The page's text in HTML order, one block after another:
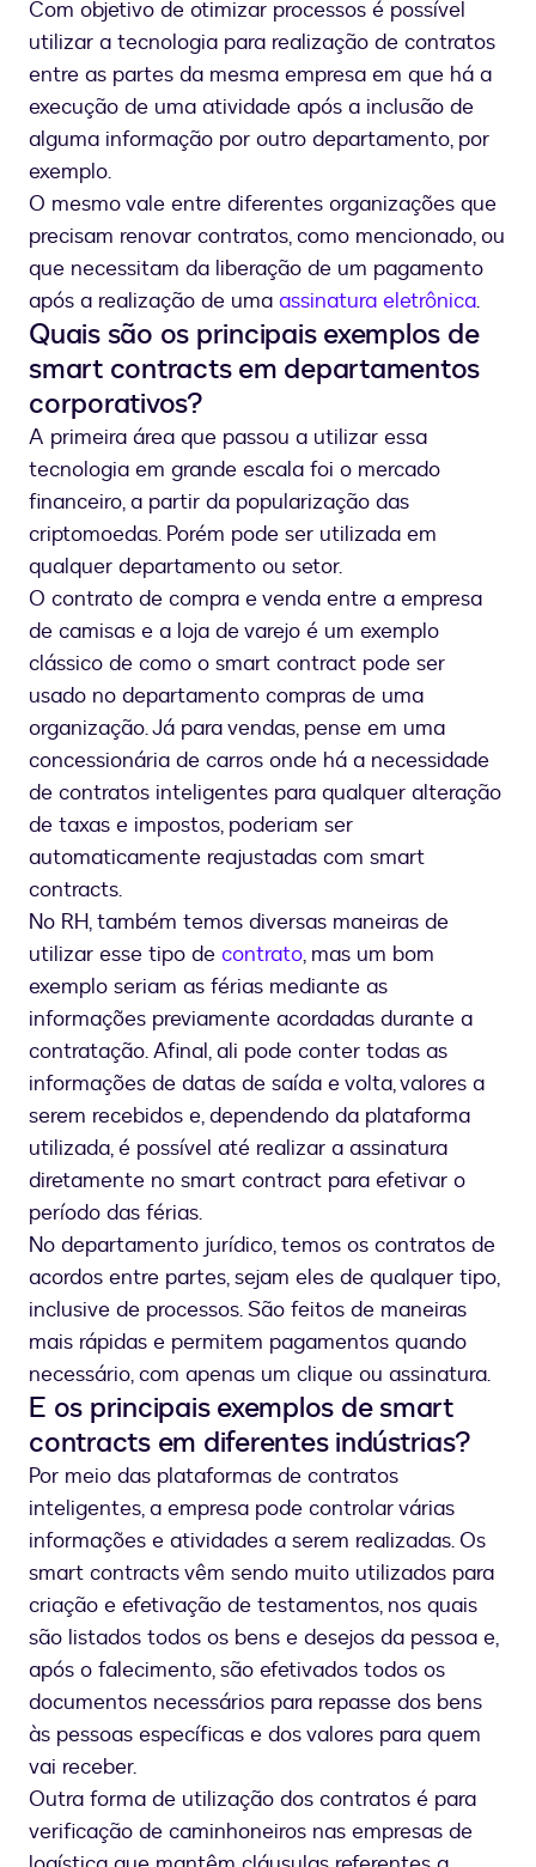
Com objetivo de otimizar processos é possível
utilizar a tecnologia para realização de contratos
entre as partes da mesma empresa em que há a
execução de uma atividade após a inclusão de
alguma informação por outro departamento, por
exemplo.
O mesmo vale entre diferentes organizações que
precisam renovar contratos, como mencionado, ou
que necessitam da liberação de um pagamento
após a realização de uma assinatura eletrônica.
Quais são os principais exemplos de
smart contracts em departamentos
corporativos?
A primeira área que passou a utilizar essa
tecnologia em grande escala foi o mercado
financeiro, a partir da popularização das
criptomoedas. Porém pode ser utilizada em
qualquer departamento ou setor.
O contrato de compra e venda entre a empresa
de camisas e a loja de varejo é um exemplo
clássico de como o smart contract pode ser
usado no departamento compras de uma
organização. Já para vendas, pense em uma
concessionária de carros onde há a necessidade
de contratos inteligentes para qualquer alteração
de taxas e impostos, poderiam ser
automaticamente reajustadas com smart
contracts.
No RH, também temos diversas maneiras de
utilizar esse tipo de contrato, mas um bom
exemplo seriam as férias mediante as
informações previamente acordadas durante a
contratação. Afinal, ali pode conter todas as
informações de datas de saída e volta, valores a
serem recebidos e, dependendo da plataforma
utilizada, é possível até realizar a assinatura
diretamente no smart contract para efetivar o
período das férias.
No departamento jurídico, temos os contratos de
acordos entre partes, sejam eles de qualquer tipo,
inclusive de processos. São feitos de maneiras
mais rápidas e permitem pagamentos quando
necessário, com apenas um clique ou assinatura.
E os principais exemplos de smart
contracts em diferentes indústrias?
Por meio das plataformas de contratos
inteligentes, a empresa pode controlar várias
informações e atividades a serem realizadas. Os
smart contracts vêm sendo muito utilizados para
criação e efetivação de testamentos, nos quais
são listados todos os bens e desejos da pessoa e,
após o falecimento, são efetivados todos os
documentos necessários para repasse dos bens
às pessoas específicas e dos valores para quem
vai receber.
Outra forma de utilização dos contratos é para
verificação de caminhoneiros nas empresas de